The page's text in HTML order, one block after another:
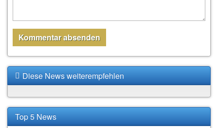
Diese News weiterempfehlen
Top 5 News